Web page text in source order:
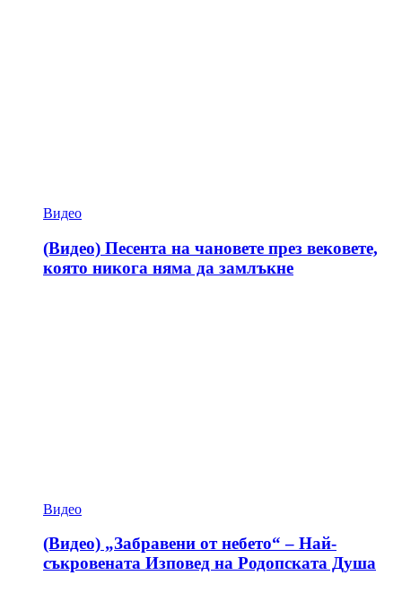
Видео
(Видео) Песента на чановете през вековете,
която никога няма да замлъкне
Видео
(Видео) „Забравени от небето“ – Най-
съкровената Изповед на Родопската Душа